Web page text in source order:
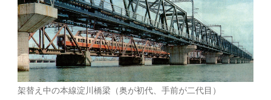
架替え中の本線淀川橋梁（奥が初代、手前が二代目）